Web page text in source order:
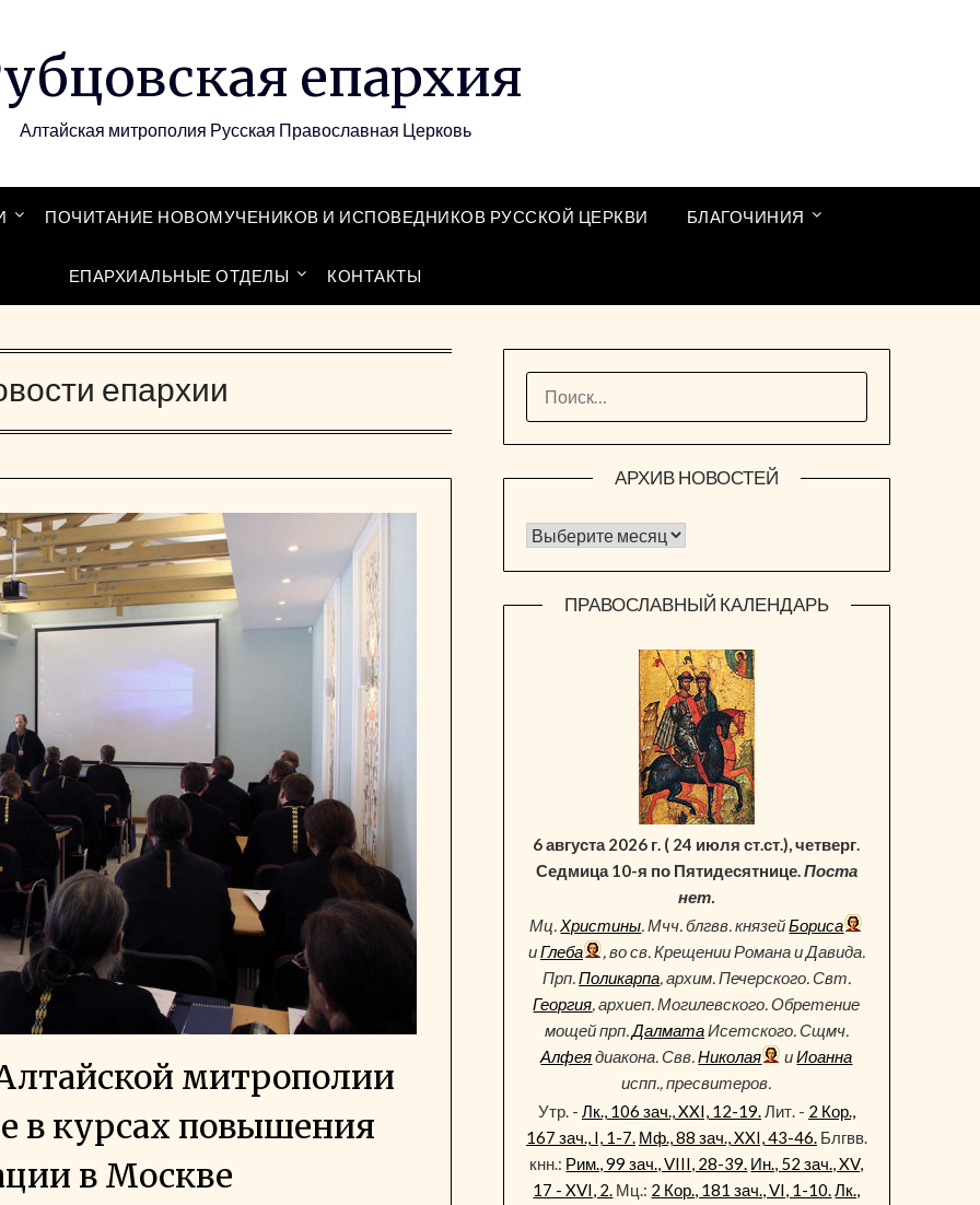
епархия
Алтайская митрополия Русская Православная Церковь
ПОЧИТАНИЕ НОВОМУЧЕНИКОВ И ИСПОВЕДНИКОВ РУССКОЙ ЦЕРКВИ БЛАГОЧИНИЯ
ЕПАРХИАЛЬНЫЕ ОТДЕЛЫ КОНТАКТЫ
епархии
митрополии
в курсах повышения
в Москве
АРХИВ НОВОСТЕЙ
Архив новостей
ПРАВОСЛАВНЫЙ КАЛЕНДАРЬ
6 августа 2026 г. ( 24 июля ст.ст.), четверг.
Седмица 10-я по Пятидесятнице.Поста
нет.
Мц.Христины. Мчч. блгвв. князейБориса
иГлеба
, во св. Крещении Романа и Давида.
Прп.Поликарпа, архим. Печерского. Свт.
Георгия, архиеп. Могилевского. Обретение
мощей прп.ДалматаИсетского. Сщмч.
Алфеядиакона. Свв.Николая иИоанна
испп., пресвитеров.
Утр. - Лк., 106 зач., XXI, 12-19.Лит. - 2 Кор.,
167 зач., I, 1-7. Мф., 88 зач., XXI, 43-46.Блгвв.
кнн.: Рим., 99 зач., VIII, 28-39. Ин., 52 зач., XV,
17 - XVI, 2. Мц.: 2 Кор., 181 зач., VI, 1-10.Лк.,